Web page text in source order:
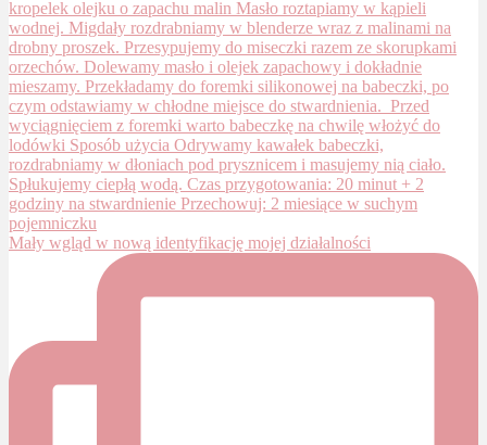
Mały wgląd w nową identyfikację mojej działalności